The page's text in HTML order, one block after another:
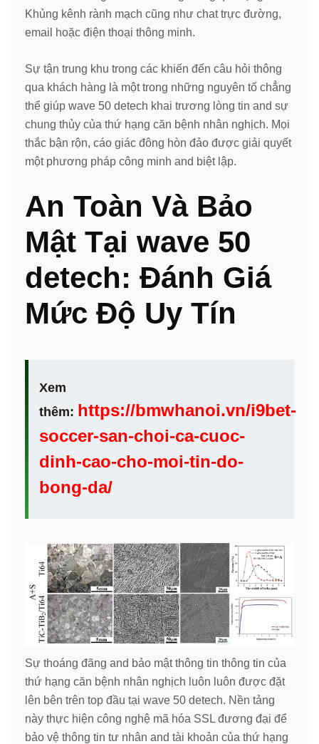
Khủng kênh rành mạch cũng như chat trực đường,
email hoặc điện thoại thông minh.
Sự tận trung khu trong các khiến đến câu hỏi thông
qua khách hàng là một trong những nguyên tố chẳng
thể giúp wave 50 detech khai trương lòng tin and sự
chung thủy của thứ hạng căn bệnh nhân nghịch. Mọi
thắc bận rộn, cáo giác đông hòn đảo được giải quyết
một phương pháp công minh and biệt lập.
An Toàn Và Bảo
Mật Tại wave 50
detech: Đánh Giá
Mức Độ Uy Tín
Xem
thêm: https://bmwhanoi.vn/i9bet-
soccer-san-choi-ca-cuoc-
dinh-cao-cho-moi-tin-do-
bong-da/
Sự thoáng đãng and bảo mật thông tin thông tin của
thứ hạng căn bệnh nhân nghịch luôn luôn được đặt
lên bên trên top đầu tại wave 50 detech. Nền tảng
này thực hiện công nghệ mã hóa SSL đương đại để
bảo vệ thông tin tư nhân and tài khoản của thứ hạng